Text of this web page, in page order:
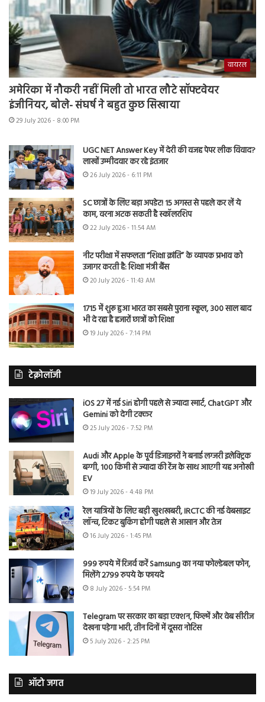
वायरल
अमेरिका में नौकरी नहीं मिली तो भारत लौटे सॉफ्टवेयर
इंजीनियर, बोले- संघर्ष ने बहुत कुछ सिखाया
29 July 2026 - 8:00 PM
UGC NET Answer Key में देरी की वजह पेपर लीक विवाद?
लाखों उम्मीदवार कर रहे इंतजार
26 July 2026 - 6:11 PM
SC छात्रों के लिए बड़ा अपडेट! 15 अगस्त से पहले कर लें ये
काम, वरना अटक सकती है स्कॉलरशिप
22 July 2026 - 11:54 AM
नीट परीक्षा में सफलता “शिक्षा क्रांति” के व्यापक प्रभाव को
उजागर करती है: शिक्षा मंत्री बैंस
20 July 2026 - 11:43 AM
1715 में शुरू हुआ भारत का सबसे पुराना स्कूल, 300 साल बाद
भी दे रहा है हजारों छात्रों को शिक्षा
19 July 2026 - 7:14 PM
टेक्नोलॉजी
iOS 27 में नई Siri होगी पहले से ज्यादा स्मार्ट, ChatGPT और
Gemini को देगी टक्कर
25 July 2026 - 7:52 PM
Audi और Apple के पूर्व डिजाइनरों ने बनाई लग्जरी इलेक्ट्रिक
बग्गी, 100 किमी से ज्यादा की रेंज के साथ आएगी यह अनोखी
EV
19 July 2026 - 4:48 PM
रेल यात्रियों के लिए बड़ी खुशखबरी, IRCTC की नई वेबसाइट
लॉन्च, टिकट बुकिंग होगी पहले से आसान और तेज
16 July 2026 - 1:45 PM
999 रुपये में रिजर्व करें Samsung का नया फोल्डेबल फोन,
मिलेंगे 2799 रुपये के फायदे
8 July 2026 - 5:54 PM
Telegram पर सरकार का बड़ा एक्शन, फिल्में और वेब सीरीज
देखना पड़ेगा भारी, तीन दिनों में दूसरा नोटिस
5 July 2026 - 2:25 PM
ऑटो जगत